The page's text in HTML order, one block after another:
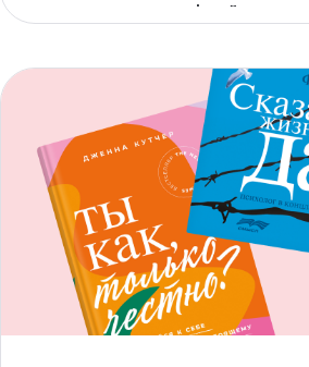
с доступом офлайн